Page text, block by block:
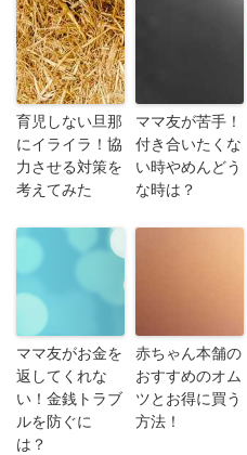
育児しない旦那
にイライラ！協
力させる対策を
考えてみた
ママ友が苦手！
付き合いたくな
い時やめんどう
な時は？
ママ友がお金を
返してくれな
い！金銭トラブ
ルを防ぐに
は？
赤ちゃん本舗の
おすすめのオム
ツとお得に買う
方法！